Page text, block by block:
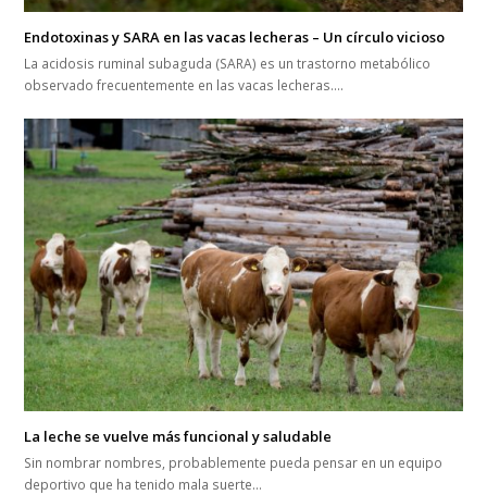
Endotoxinas y SARA en las vacas lecheras – Un círculo vicioso
La acidosis ruminal subaguda (SARA) es un trastorno metabólico
observado frecuentemente en las vacas lecheras.…
La leche se vuelve más funcional y saludable
Sin nombrar nombres, probablemente pueda pensar en un equipo
deportivo que ha tenido mala suerte…